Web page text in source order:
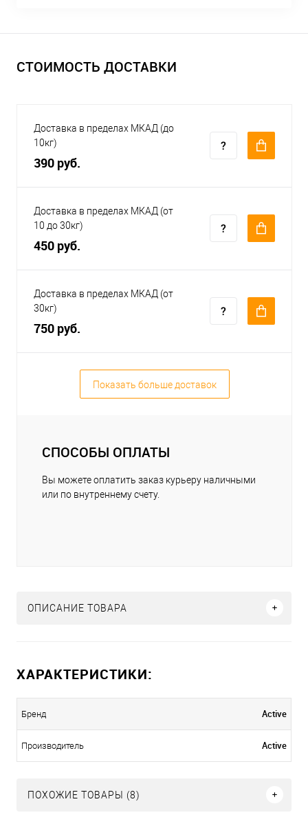
СТОИМОСТЬ ДОСТАВКИ
Доставка в пределах МКАД (до
10кг)
390 руб.
Доставка в пределах МКАД (от
10 до 30кг)
450 руб.
Доставка в пределах МКАД (от
30кг)
750 руб.
Показать больше доставок
СПОСОБЫ ОПЛАТЫ
Вы можете оплатить заказ курьеру наличными
или по внутреннему счету.
ОПИСАНИЕ ТОВАРА
ХАРАКТЕРИСТИКИ:
Бренд Active
Производитель Active
ПОХОЖИЕ ТОВАРЫ (8)